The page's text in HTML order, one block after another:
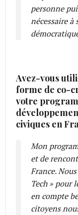
personne
nécessaire à
Avez-vous
forme de co-
votre
civiques en
Mon
et de
France.
Tech » pour
en compte
citoyens